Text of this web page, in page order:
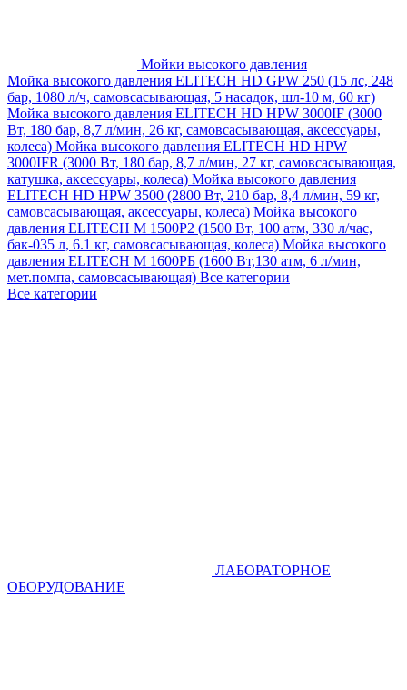
Мойки высокого давления
Мойка высокого давления ELITECH HD GPW 250 (15 лс, 248
бар, 1080 л/ч, самовсасывающая, 5 насадок, шл-10 м, 60 кг)
Мойка высокого давления ELITECH HD HPW 3000IF (3000
Вт, 180 бар, 8,7 л/мин, 26 кг, самовсасывающая, аксессуары,
колеса) Мойка высокого давления ELITECH HD HPW
3000IFR (3000 Вт, 180 бар, 8,7 л/мин, 27 кг, самовсасывающая,
катушка, аксессуары, колеса) Мойка высокого давления
ELITECH HD HPW 3500 (2800 Вт, 210 бар, 8,4 л/мин, 59 кг,
самовсасывающая, аксессуары, колеса) Мойка высокого
давления ELITECH M 1500P2 (1500 Вт, 100 атм, 330 л/час,
бак-035 л, 6.1 кг, самовсасывающая, колеса) Мойка высокого
давления ELITECH М 1600РБ (1600 Вт,130 атм, 6 л/мин,
мет.помпа, самовсасывающая) Все категории
Все категории
ЛАБОРАТОРНОЕ
ОБОРУДОВАНИЕ